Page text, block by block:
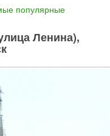
популярные
Ленина),